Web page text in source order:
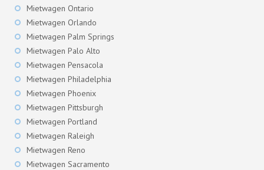
Mietwagen Ontario
Mietwagen Orlando
Mietwagen Palm Springs
Mietwagen Palo Alto
Mietwagen Pensacola
Mietwagen Philadelphia
Mietwagen Phoenix
Mietwagen Pittsburgh
Mietwagen Portland
Mietwagen Raleigh
Mietwagen Reno
Mietwagen Sacramento